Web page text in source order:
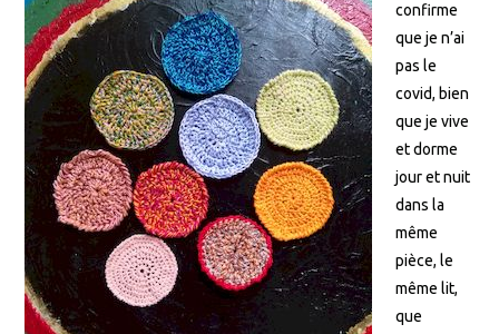
confirme
que je n’ai
pas le
covid, bien
que je vive
et dorme
jour et nuit
dans la
même
pièce, le
même lit,
que